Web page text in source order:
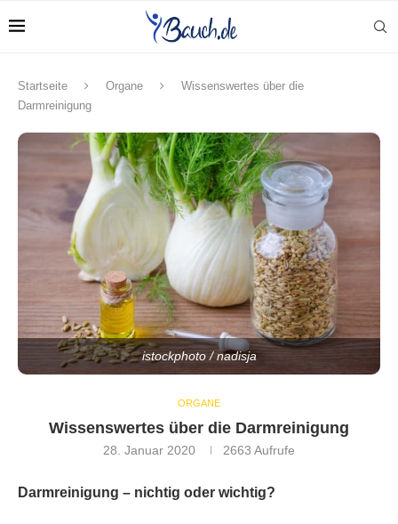
Startseite Organe
Wissenswertes über die
Darmreinigung
istockphoto / nadisja
ORGANE
Wissenswertes über die Darmreinigung
28. Januar 2020 2663 Aufrufe
Darmreinigung – nichtig oder wichtig?